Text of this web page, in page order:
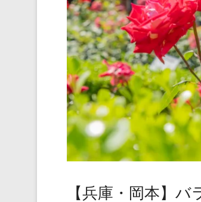
【兵庫・岡本】